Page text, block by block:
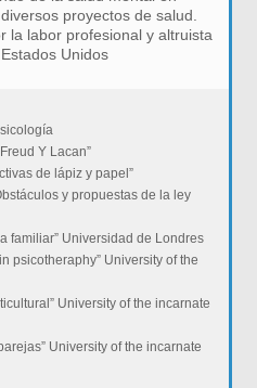
proyectos de salud.
la labor profesional y altruista
Unidos
Y Lacan”
de lápiz y papel”
y propuestas de la ley
familiar” Universidad de Londres
psicotheraphy” University of the
University of the incarnate
University of the incarnate